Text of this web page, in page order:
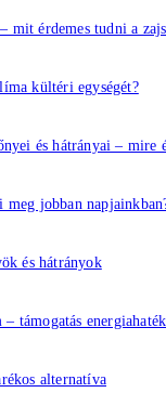
mit érdemes tudni a
kültéri egységét?
és hátrányai –
jobban
és hátrányok
támogatás
alternatíva